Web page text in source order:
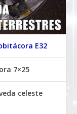
E32
7×25
celeste